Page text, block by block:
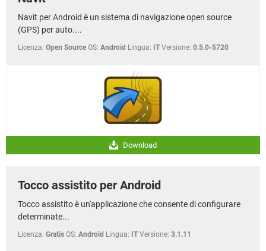
Navit per Android è un sistema di navigazione open source
(GPS) per auto....
Licenza: Open Source OS: Android Lingua: IT Versione: 0.5.0-5720
Download
Tocco assistito per Android
Tocco assistito è un'applicazione che consente di configurare
determinate...
Licenza: Gratis OS: Android Lingua: IT Versione: 3.1.11